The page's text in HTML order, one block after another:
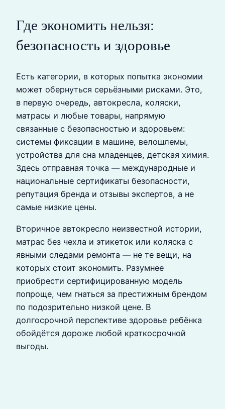
Где экономить нельзя:
безопасность и здоровье
Есть категории, в которых попытка экономии
может обернуться серьёзными рисками. Это,
в первую очередь, автокресла, коляски,
матрасы и любые товары, напрямую
связанные с безопасностью и здоровьем:
системы фиксации в машине, велошлемы,
устройства для сна младенцев, детская химия.
Здесь отправная точка — международные и
национальные сертификаты безопасности,
репутация бренда и отзывы экспертов, а не
самые низкие цены.
Вторичное автокресло неизвестной истории,
матрас без чехла и этикеток или коляска с
явными следами ремонта — не те вещи, на
которых стоит экономить. Разумнее
приобрести сертифицированную модель
попроще, чем гнаться за престижным брендом
по подозрительно низкой цене. В
долгосрочной перспективе здоровье ребёнка
обойдётся дороже любой краткосрочной
выгоды.